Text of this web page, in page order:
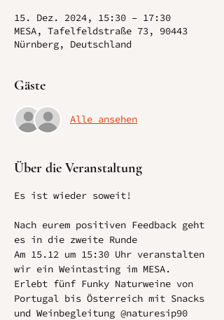
15. Dez. 2024, 15:30 – 17:30
MESA, Tafelfeldstraße 73, 90443
Nürnberg, Deutschland
Gäste
Alle ansehen
Über die Veranstaltung
Es ist wieder soweit!
Nach eurem positiven Feedback geht
es in die zweite Runde
Am 15.12 um 15:30 Uhr veranstalten
wir ein Weintasting im MESA.
Erlebt fünf Funky Naturweine von
Portugal bis Österreich mit Snacks
und Weinbegleitung @naturesip90